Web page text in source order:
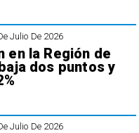
Julio De 2026
en la Región de
dos puntos y
Julio De 2026